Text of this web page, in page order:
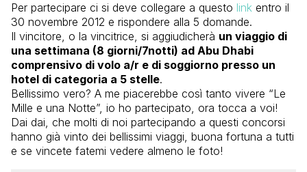
Per partecipare ci si deve collegare a questo link entro il
30 novembre 2012 e rispondere alla 5 domande.
Il vincitore, o la vincitrice, si aggiudicherà un viaggio di
una settimana (8 giorni/7notti) ad Abu Dhabi
comprensivo di volo a/r e di soggiorno presso un
hotel di categoria a 5 stelle.
Bellissimo vero? A me piacerebbe così tanto vivere “Le
Mille e una Notte”, io ho partecipato, ora tocca a voi!
Dai dai, che molti di noi partecipando a questi concorsi
hanno già vinto dei bellissimi viaggi, buona fortuna a tutti
e se vincete fatemi vedere almeno le foto!